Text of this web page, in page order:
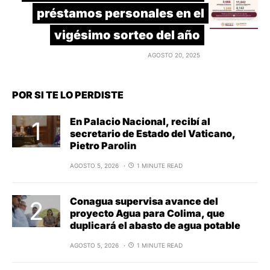
préstamos personales en el
vigésimo sorteo del año
AGOSTO 20, 2025
POR SI TE LO PERDISTE
En Palacio Nacional, recibí al
secretario de Estado del Vaticano,
Pietro Parolin
AGOSTO 5, 2026 1 MINUTE READ
Conagua supervisa avance del
proyecto Agua para Colima, que
duplicará el abasto de agua potable
AGOSTO 5, 2026 1 MINUTE READ